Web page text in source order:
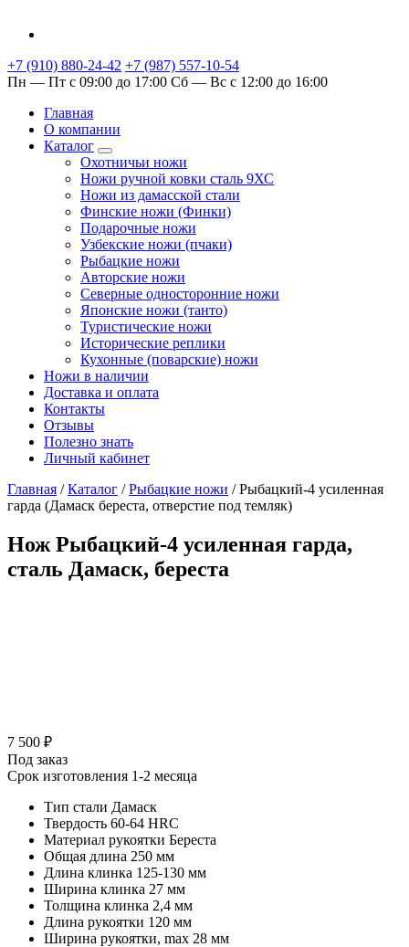
+7 (910) 880-24-42 +7 (987) 557-10-54
Пн — Пт с 09:00 до 17:00 Сб — Вс с 12:00 до 16:00
Главная
О компании
Каталог
Охотничьи ножи
Ножи ручной ковки сталь 9ХС
Ножи из дамасской стали
Финские ножи (Финки)
Подарочные ножи
Узбекские ножи (пчаки)
Рыбацкие ножи
Авторские ножи
Северные односторонние ножи
Японские ножи (танто)
Туристические ножи
Исторические реплики
Кухонные (поварские) ножи
Ножи в наличии
Доставка и оплата
Контакты
Отзывы
Полезно знать
Личный кабинет
Главная /Каталог /Рыбацкие ножи /Рыбацкий-4 усиленная
гарда (Дамаск береста, отверстие под темляк)
Нож Рыбацкий-4 усиленная гарда,
сталь Дамаск, береста
7 500 ₽
Под заказ
Срок изготовления 1-2 месяца
Тип стали Дамаск
Твердость 60-64 HRC
Материал рукоятки Береста
Общая длина 250 мм
Длина клинка 125-130 мм
Ширина клинка 27 мм
Толщина клинка 2,4 мм
Длина рукоятки 120 мм
Ширина рукоятки, max 28 мм